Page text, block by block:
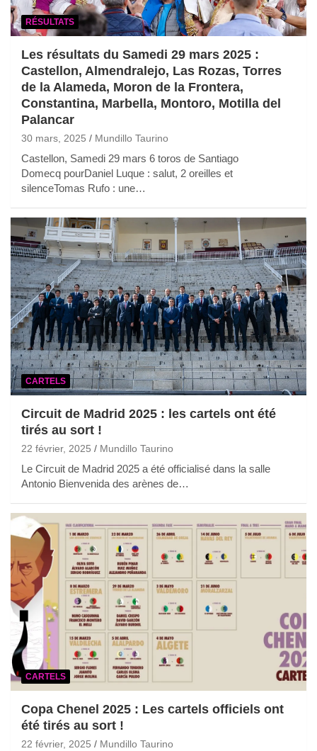
RÉSULTATS
Les résultats du Samedi 29 mars 2025 :
Castellon, Almendralejo, Las Rozas, Torres
de la Alameda, Moron de la Frontera,
Constantina, Marbella, Montoro, Motilla del
Palancar
30 mars, 2025 Mundillo Taurino
Castellon, Samedi 29 mars 6 toros de Santiago
Domecq pourDaniel Luque : salut, 2 oreilles et
silenceTomas Rufo : une…
CARTELS
Circuit de Madrid 2025 : les cartels ont été
tirés au sort !
22 février, 2025 Mundillo Taurino
Le Circuit de Madrid 2025 a été officialisé dans la salle
Antonio Bienvenida des arènes de…
CARTELS
Copa Chenel 2025 : Les cartels officiels ont
été tirés au sort !
22 février, 2025 Mundillo Taurino